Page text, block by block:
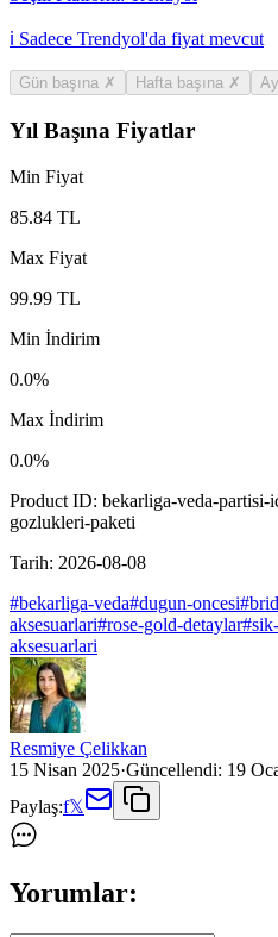
ℹ️ Sadece Trendyol'da fiyat mevcut
Gün başına ✗ Hafta başına ✗
Yıl Başına Fiyatlar
Min Fiyat
85.84 TL
Max Fiyat
99.99 TL
Min İndirim
0.0%
Max İndirim
0.0%
Product ID: bekarliga-veda-
gozlukleri-paketi
Tarih: 2026-08-08
#bekarliga-veda#dugun-oncesi#
aksesuarlari#rose-gold-detaylar#
aksesuarlari
Resmiye Çelikkan
15 Nisan 2025·Güncellendi: 19
Paylaş:f𝕏
Yorumlar: